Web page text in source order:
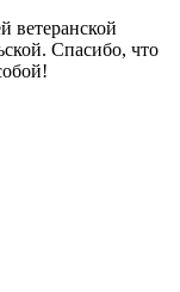
ветеранской
Спасибо, что